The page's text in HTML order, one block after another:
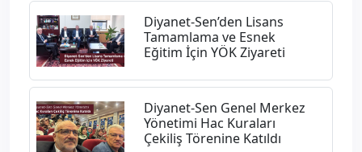
Diyanet-Sen’den Lisans
Tamamlama ve Esnek
Eğitim İçin YÖK Ziyareti
Diyanet-Sen Genel Merkez
Yönetimi Hac Kuraları
Çekiliş Törenine Katıldı